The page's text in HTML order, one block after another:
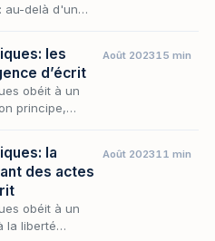
au-delà d'un
les
d’écrit
obéit à un
principe,
Août 202315 min
la
des actes
obéit à un
la liberté
Août 202311 min